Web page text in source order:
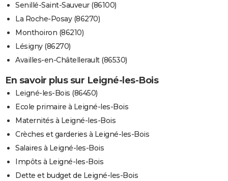
Senillé-Saint-Sauveur (86100)
La Roche-Posay (86270)
Monthoiron (86210)
Lésigny (86270)
Availles-en-Châtellerault (86530)
En savoir plus sur Leigné-les-Bois
Leigné-les-Bois (86450)
Ecole primaire à Leigné-les-Bois
Maternités à Leigné-les-Bois
Crèches et garderies à Leigné-les-Bois
Salaires à Leigné-les-Bois
Impôts à Leigné-les-Bois
Dette et budget de Leigné-les-Bois